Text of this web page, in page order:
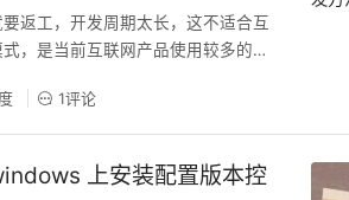
返工，开发周期太长，这不适合互
，是当前互联网产品使用较多的开
心、迭代、循序渐进的开发方法。
个子项目，各个子项目的成果都经
，就是把一个大
1评论
上安装配置版本控